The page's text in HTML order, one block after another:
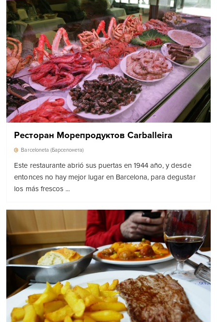
Ресторан Морепродуктов Carballeira
Barceloneta (Барселонета)
Este restaurante abrió sus puertas en 1944 año, y desde
entonces no hay mejor lugar en Barcelona, para degustar
los más frescos ...